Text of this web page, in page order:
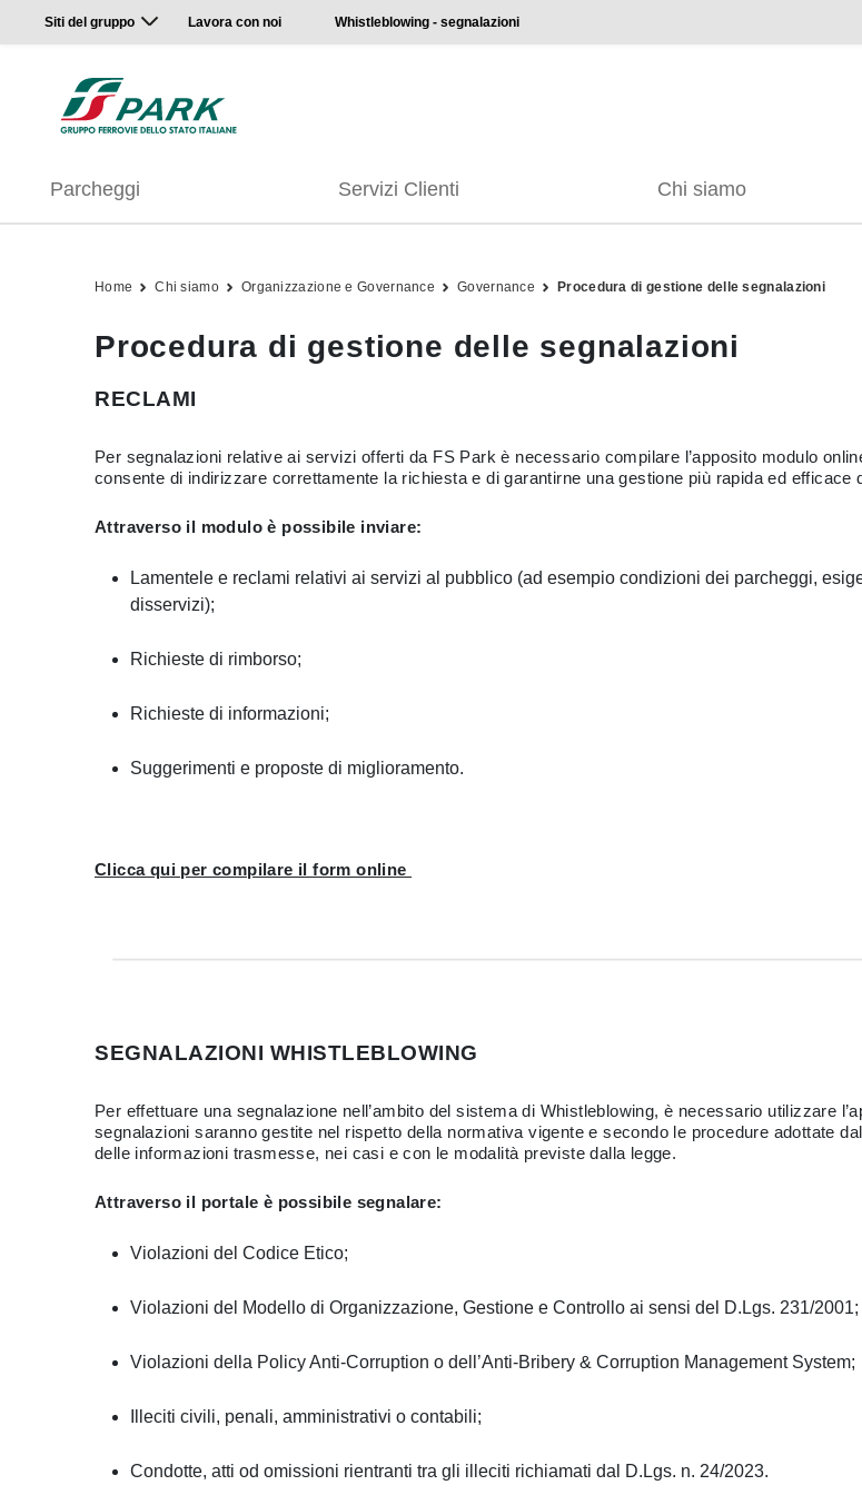
Siti del gruppo Lavora con noi Whistleblowing - segnalazioni
Parcheggi Servizi Clienti Chi siamo
Home Chi siamo Organizzazione e Governance Governance Procedura di gestione delle segnalazioni
Procedura di gestione delle segnalazioni
RECLAMI
Per segnalazioni relative ai servizi offerti da FS Park è necessario compilare l’apposito modulo
consente di indirizzare correttamente la richiesta e di garantirne una gestione più rapida ed efficace
Attraverso il modulo è possibile inviare:
Lamentele e reclami relativi ai servizi al pubblico (ad esempio condizioni dei parcheggi,
disservizi);
Richieste di rimborso;
Richieste di informazioni;
Suggerimenti e proposte di miglioramento.
Clicca qui per compilare il form online
SEGNALAZIONI WHISTLEBLOWING
Per effettuare una segnalazione nell’ambito del sistema di Whistleblowing, è necessario utilizzare
segnalazioni saranno gestite nel rispetto della normativa vigente e secondo le procedure adottate
delle informazioni trasmesse, nei casi e con le modalità previste dalla legge.
Attraverso il portale è possibile segnalare:
Violazioni del Codice Etico;
Violazioni del Modello di Organizzazione, Gestione e Controllo ai sensi del D.Lgs. 231/2001;
Violazioni della Policy Anti-Corruption o dell’Anti-Bribery & Corruption Management System;
Illeciti civili, penali, amministrativi o contabili;
Condotte, atti od omissioni rientranti tra gli illeciti richiamati dal D.Lgs. n. 24/2023.